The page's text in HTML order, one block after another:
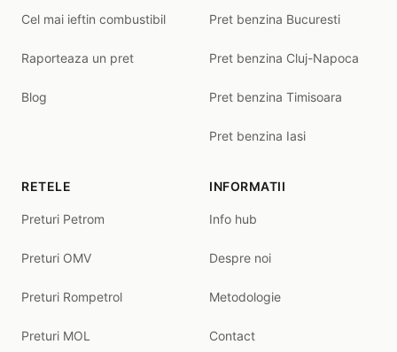
Cel mai ieftin combustibil
Raporteaza un pret
Blog
Pret benzina Bucuresti
Pret benzina Cluj-Napoca
Pret benzina Timisoara
Pret benzina Iasi
RETELE
Preturi Petrom
Preturi OMV
Preturi Rompetrol
Preturi MOL
INFORMATII
Info hub
Despre noi
Metodologie
Contact